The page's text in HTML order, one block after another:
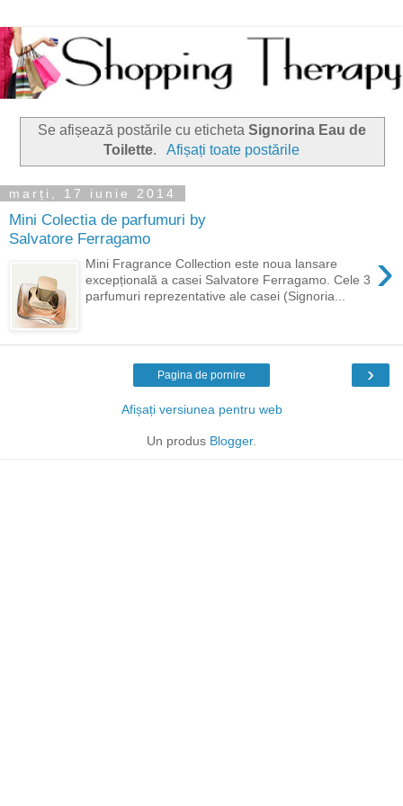
Se afișează postările cu eticheta Signorina Eau de
Toilette. Afișați toate postările
marți, 17 iunie 2014
Mini Colectia de parfumuri by
Salvatore Ferragamo
›
Mini Fragrance Collection este noua lansare
excepțională a casei Salvatore Ferragamo. Cele 3
parfumuri reprezentative ale casei (Signoria...
›
Pagina de pornire
Afișați versiunea pentru web
Un produs Blogger.